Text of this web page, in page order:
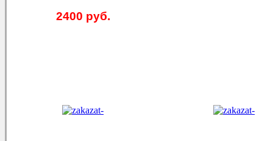
2400 руб.